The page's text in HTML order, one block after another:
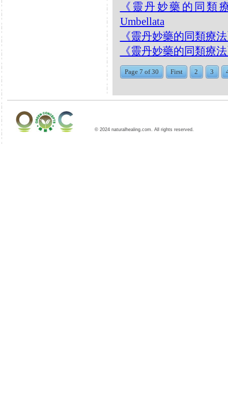
《靈丹妙藥的同類
Umbellata
《靈丹妙藥的同類療
《靈丹妙藥的同類療
Page 7 of 30 First 2 3
© 2024 naturalhealing.com. All rights reserved.